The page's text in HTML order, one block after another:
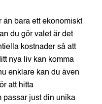
än bara ett ekonomiskt
du gör valet är det
kostnader så att
nya liv kan komma
enklare kan du även
att hitta
passar just din unika